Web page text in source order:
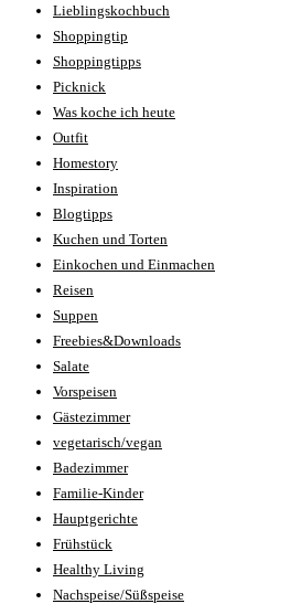
Lieblingskochbuch
Shoppingtip
Shoppingtipps
Picknick
Was koche ich heute
Outfit
Homestory
Inspiration
Blogtipps
Kuchen und Torten
Einkochen und Einmachen
Reisen
Suppen
Freebies&Downloads
Salate
Vorspeisen
Gästezimmer
vegetarisch/vegan
Badezimmer
Familie-Kinder
Hauptgerichte
Frühstück
Healthy Living
Nachspeise/Süßspeise